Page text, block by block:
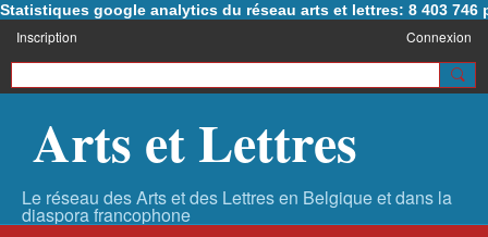
Statistiques google analytics du réseau arts et lettres: 8 403 746
Inscription Connexion
Arts et Lettres